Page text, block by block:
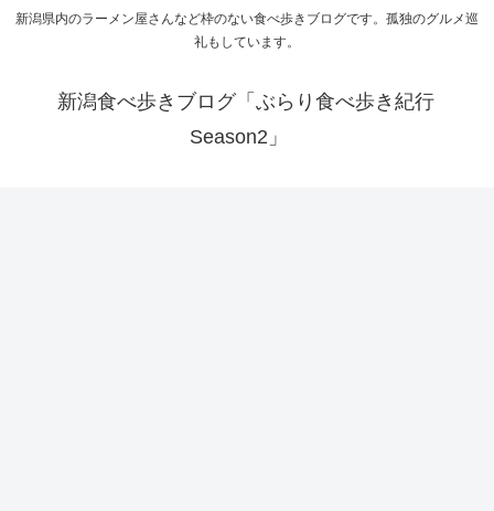
新潟県内のラーメン屋さんなど枠のない食べ歩きブログです。孤独のグルメ巡
礼もしています。
新潟食べ歩きブログ「ぶらり食べ歩き紀行
Season2」